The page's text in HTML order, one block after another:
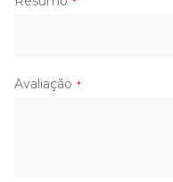
Avaliação